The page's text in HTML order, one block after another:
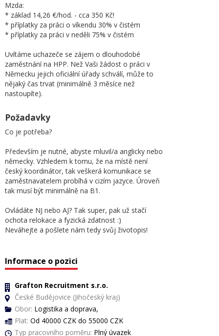
Mzda:
* základ 14,26 €/hod. - cca 350 Kč!
* příplatky za práci o víkendu 30% v čistém
* příplatky za práci v neděli 75% v čistém
Uvítáme uchazeče se zájem o dlouhodobé
zaměstnání na HPP. Než Vaši žádost o práci v
Německu jejich oficiální úřady schválí, může to
nějaký čas trvat (minimálně 3 měsíce než
nastoupíte).
Požadavky
Co je potřeba?
Především je nutné, abyste mluvil/a anglicky nebo
německy. Vzhledem k tomu, že na místě není
český koordinátor, tak veškerá komunikace se
zaměstnavatelem probíhá v cizím jazyce. Úroveň
tak musí být minimálně na B1.
Ovládáte NJ nebo AJ? Tak super, pak už stačí
ochota relokace a fyzická zdatnost :)
Neváhejte a pošlete nám tedy svůj životopis!
Informace o pozici
Grafton Recruitment s.r.o.
České Budějovice (Jihočeský kraj)
Obor: Logistika a doprava,
Plat: Od 40000 CZK do 55000 CZK
Typ pracovního poměru: Plný úvazek